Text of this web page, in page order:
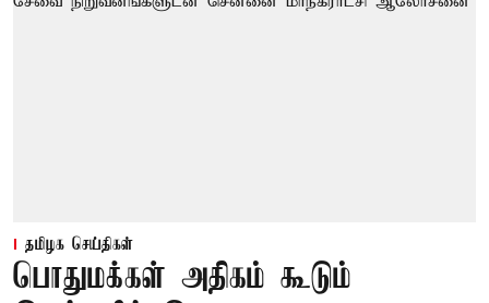
தமிழக செய்திகள்
பொதுமக்கள் அதிகம் கூடும்